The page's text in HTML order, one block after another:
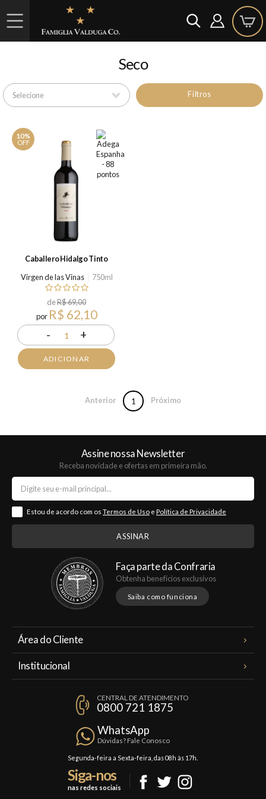
Seco
Filtros
10%
OFF
Caballero Hidalgo Tinto
Virgen de las Vinas
750ml
deR$ 69,00
por R$ 62,10
- 1 +
ADICIONAR
Anterior 1 Próximo
Assine nossa Newsletter
Receba novidade e ofertas em primeira mão.
Estou de acordo com os Termos de Uso e Política de Privacidade
Faça parte da Confraria
Obtenha benefícios exclusivos
Saiba como funciona
Área do Cliente
Institucional
Política de Privacidade
Trocas e Devoluções
Formas de Pagamento
CENTRAL DE ATENDIMENTO
0800 721 1875
WhatsApp
Dúvidas? Fale Conosco
Segunda-feira a Sexta-feira, das 08h às 17h.
Siga-nos
nas redes sociais